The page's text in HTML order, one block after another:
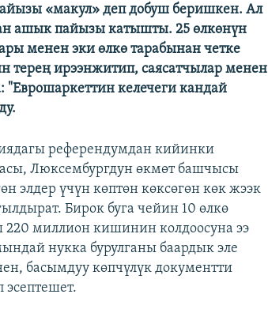
«макул» деп добуш беришкен. Ал
ашык пайызы катышты. 25 өлкөнүн
менен эки өлкө тарабынан четке
ирээнжитип, саясатчылар менен
келечеги кандай
референдумдан кийинки
Люксембургдун өкмөт башчысы
элдер үчүн көптөн көксөгөн көк жээк
Бирок буга чейин 10 өлкө
миллион кишинин колдоосуна ээ
нукка бурулганы баардык эле
басымдуу көпчүлүк документти